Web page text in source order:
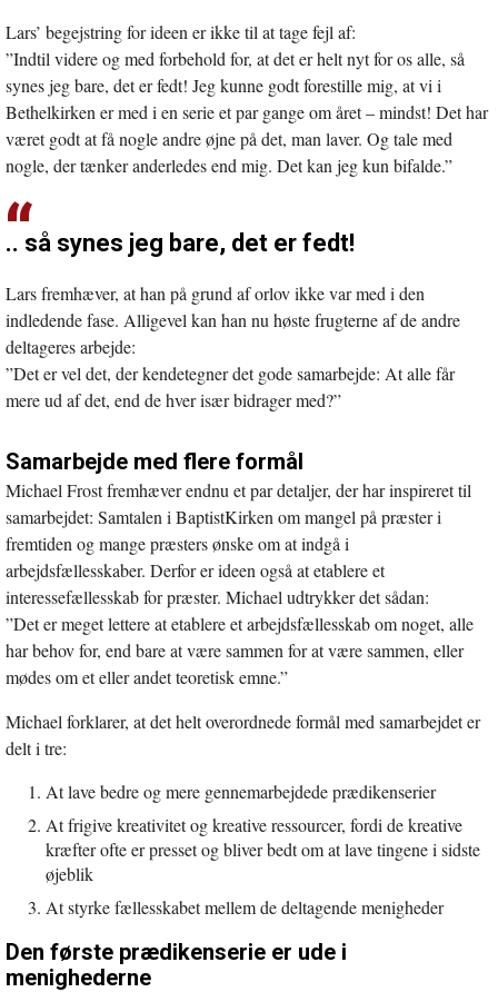
Lars’ begejstring for ideen er ikke til at tage fejl af:
”Indtil videre og med forbehold for, at det er helt nyt for os alle, så
synes jeg bare, det er fedt! Jeg kunne godt forestille mig, at vi i
Bethelkirken er med i en serie et par gange om året – mindst! Det har
været godt at få nogle andre øjne på det, man laver. Og tale med
nogle, der tænker anderledes end mig. Det kan jeg kun bifalde.”
.. så synes jeg bare, det er fedt!
Lars fremhæver, at han på grund af orlov ikke var med i den
indledende fase. Alligevel kan han nu høste frugterne af de andre
deltageres arbejde:
”Det er vel det, der kendetegner det gode samarbejde: At alle får
mere ud af det, end de hver især bidrager med?”
Samarbejde med flere formål
Michael Frost fremhæver endnu et par detaljer, der har inspireret til
samarbejdet: Samtalen i BaptistKirken om mangel på præster i
fremtiden og mange præsters ønske om at indgå i
arbejdsfællesskaber. Derfor er ideen også at etablere et
interessefællesskab for præster. Michael udtrykker det sådan:
”Det er meget lettere at etablere et arbejdsfællesskab om noget, alle
har behov for, end bare at være sammen for at være sammen, eller
mødes om et eller andet teoretisk emne.”
Michael forklarer, at det helt overordnede formål med samarbejdet er
delt i tre:
At lave bedre og mere gennemarbejdede prædikenserier
At frigive kreativitet og kreative ressourcer, fordi de kreative
kræfter ofte er presset og bliver bedt om at lave tingene i sidste
øjeblik
At styrke fællesskabet mellem de deltagende menigheder
Den første prædikenserie er ude i
menighederne